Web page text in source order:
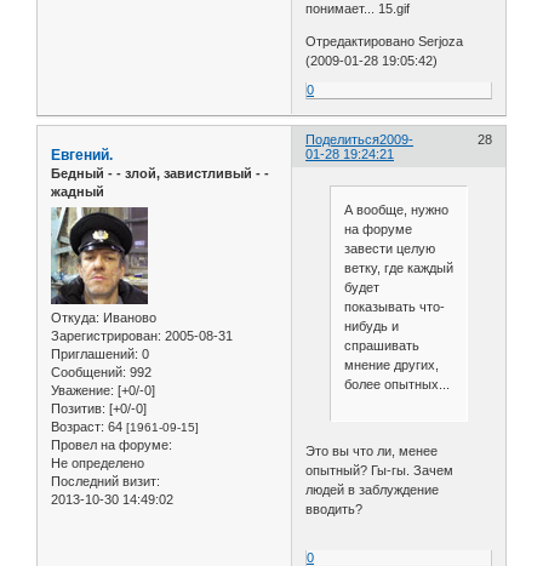
понимает... 15.gif
Отредактировано Serjoza
(2009-01-28 19:05:42)
0
Поделиться 28
2009-
01-28 19:24:21
Евгений.
Бедный - - злой, завистливый - -
жадный
Откуда: Иваново
Зарегистрирован: 2005-08-31
Приглашений: 0
Сообщений: 992
Уважение: [+0/-0]
Позитив: [+0/-0]
Возраст: 64 [1961-09-15]
Провел на форуме:
Не определено
Последний визит:
2013-10-30 14:49:02
А вообще, нужно
на форуме
завести целую
ветку, где каждый
будет
показывать что-
нибудь и
спрашивать
мнение других,
более опытных...
Это вы что ли, менее
опытный? Гы-гы. Зачем
людей в заблуждение
вводить?
0